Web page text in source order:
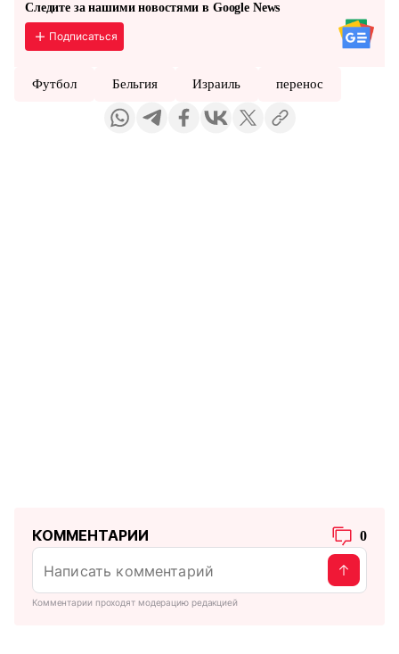
Следите за нашими новостями в Google News
Подписаться
Футбол Бельгия Израиль перенос
КОММЕНТАРИИ 0
Комментарии проходят модерацию редакцией